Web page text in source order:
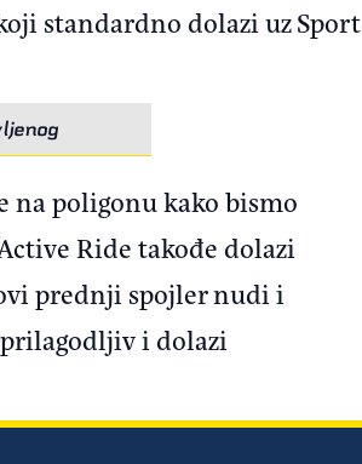
standardno dolazi uz Sport
na poligonu kako bismo
Ride takođe dolazi
prednji spojler nudi i
i dolazi